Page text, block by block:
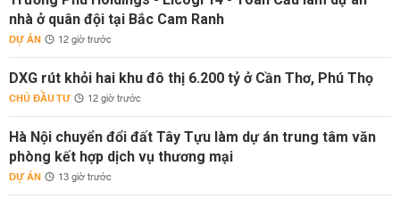
nhà ở quân đội tại Bắc Cam Ranh
DỰ ÁN 12 giờ trước
DXG rút khỏi hai khu đô thị 6.200 tỷ ở Cần Thơ, Phú Thọ
CHỦ ĐẦU TƯ 12 giờ trước
Hà Nội chuyển đổi đất Tây Tựu làm dự án trung tâm văn
phòng kết hợp dịch vụ thương mại
DỰ ÁN 13 giờ trước